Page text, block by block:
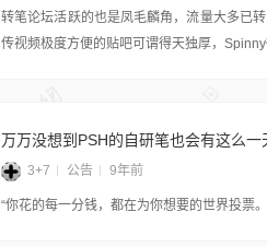
转笔论坛活跃的也是凤毛麟角，流量大多已
传视频极度方便的贴吧可谓得天独厚，
万万没想到PSH的自研笔也会有这么一
3+7 公告 9年前
“你花的每一分钱，都在为你想要的世界投票